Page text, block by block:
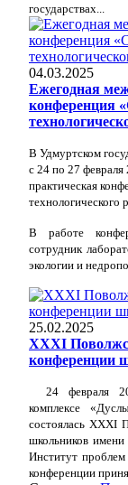
государствах...
04.03.2025
Ежегодная
конференция
В Удмуртском
с 24 по 27
практическая
технологического
В работе
сотрудник
экологии и
25.02.2025
XXXI
конференции
24 февраля
комплексе
состоялась XXXI
школьников имени
Институт
конференции